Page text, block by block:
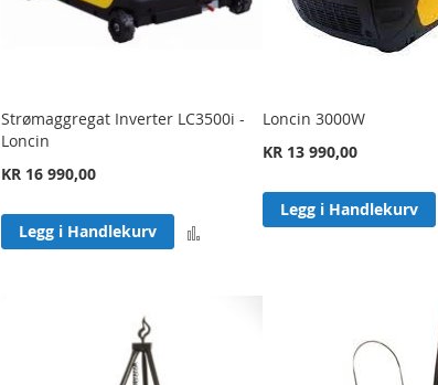
Strømaggregat Inverter LC3500i -
Loncin
KR 16 990,00
Legg i Handlekurv
Loncin 3000W
KR 13 990,00
Legg i Handlekurv